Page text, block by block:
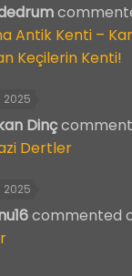
Antik Kenti –
Keçilerin Kenti!
2025
Dinç
Dertler
2025
commented